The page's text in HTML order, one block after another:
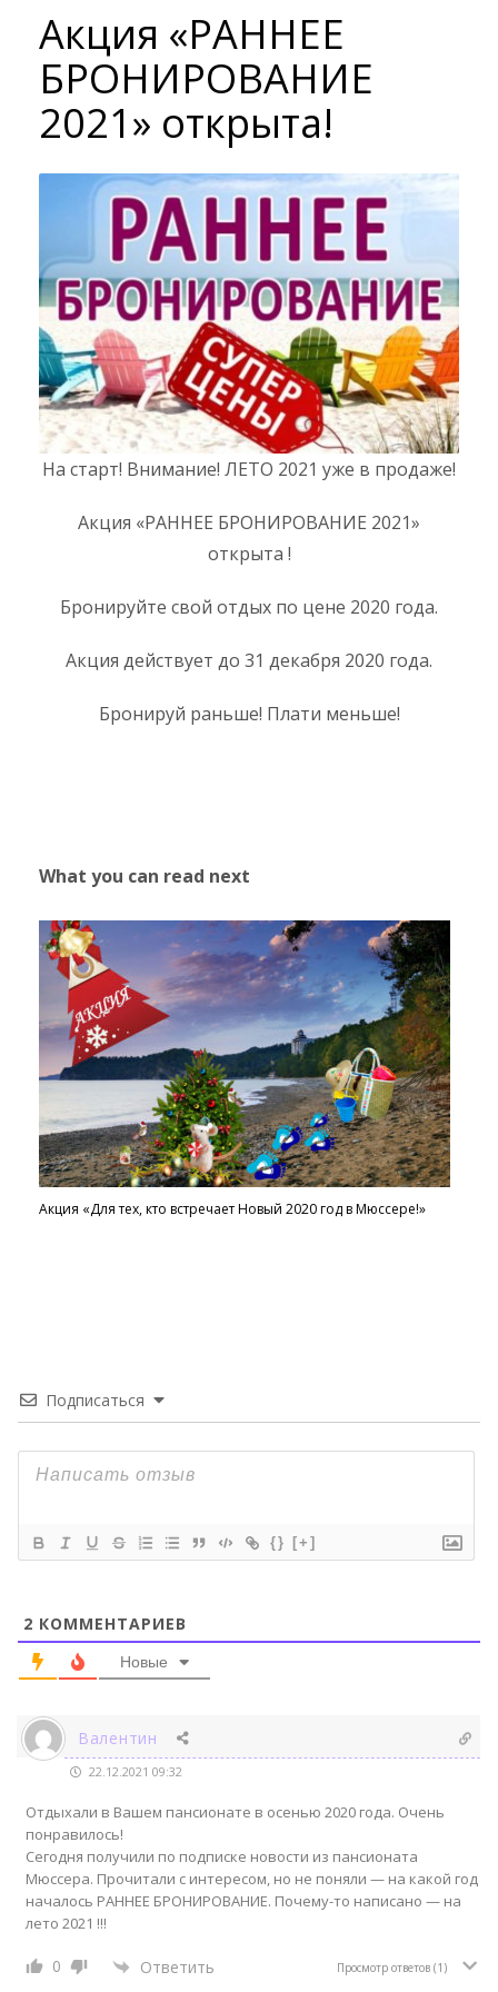
Акция «РАННЕЕ
БРОНИРОВАНИЕ
2021» открыта!
На старт! Внимание! ЛЕТО 2021 уже в продаже!
Акция «РАННЕЕ БРОНИРОВАНИЕ 2021»
открыта !
Бронируйте свой отдых по цене 2020 года.
Акция действует до 31 декабря 2020 года.
Бронируй раньше! Плати меньше!
What you can read next
Акция «Для тех, кто встречает Новый 2020 год в Мюссере!»
Подписаться
{} [+]
2 КОММЕНТАРИЕВ
Новые
Валентин
22.12.2021 09:32
Отдыхали в Вашем пансионате в осенью 2020 года. Очень
понравилось!
Сегодня получили по подписке новости из пансионата
Мюссера. Прочитали с интересом, но не поняли — на какой год
началось РАННЕЕ БРОНИРОВАНИЕ. Почему-то написано — на
лето 2021 !!!
0 Ответить Просмотр ответов (1)